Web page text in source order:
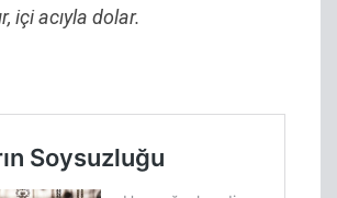
içi acıyla dolar.